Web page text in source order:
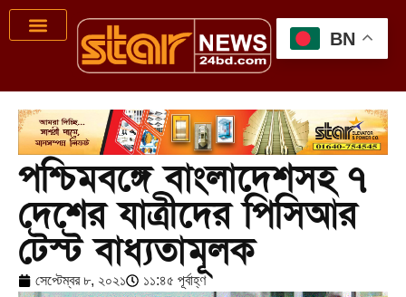
পশ্চিমবঙ্গে বাংলাদেশসহ ৭
দেশের যাত্রীদের পিসিআর
টেস্ট বাধ্যতামূলক
সেপ্টেম্বর ৮, ২০২১ ১১:৪৫ পূর্বাহ্ণ
BN